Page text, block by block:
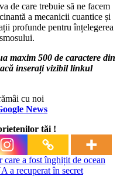
de care trebuie să ne facem
a mecanicii cuantice și
profunde pentru înțelegerea
maxim 500 de caractere din
inserați vizibil linkul
cu noi
News
tăi !
care a fost înghițit de ocean
a recuperat în secret